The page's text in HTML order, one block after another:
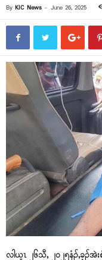
By KIC News - June 26, 2025
လါယူၤ ၂၆သီ, ၂၀၂၅နံၣ်,ခ့ၣ်အဲး